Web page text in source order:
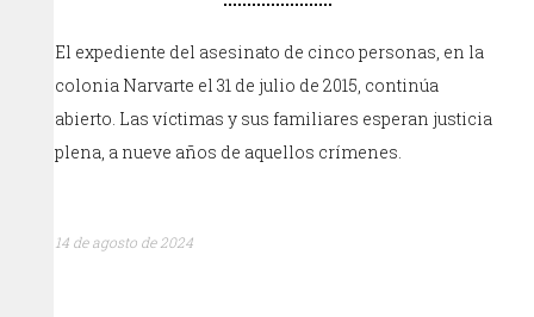
El expediente del asesinato de cinco personas, en la
colonia Narvarte el 31 de julio de 2015, continúa
abierto. Las víctimas y sus familiares esperan justicia
plena, a nueve años de aquellos crímenes.
14 de agosto de 2024